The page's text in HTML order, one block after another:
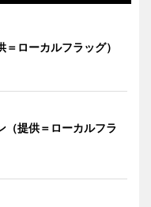
ローカルフラッグ）
（提供＝ローカルフラ